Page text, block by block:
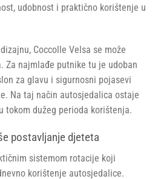
udobnost i praktično korištenje u
Coccolle Velsa se može
Za najmlađe putnike tu je udoban
za glavu i sigurnosni pojasevi
Na taj način autosjedalica ostaje
tokom dužeg perioda korištenja.
postavljanje djeteta
sistemom rotacije koji
korištenje autosjedalice.